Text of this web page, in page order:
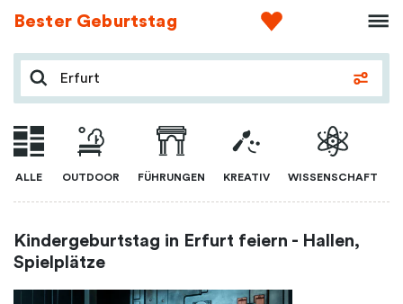
Bester Geburtstag
ALLE OUTDOOR FÜHRUNGEN KREATIV WISSENSCHAFT
Kindergeburtstag in Erfurt feiern - Hallen,
Spielplätze